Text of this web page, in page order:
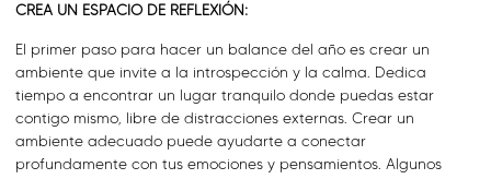
CREA UN ESPACIO DE REFLEXIÓN:
El primer paso para hacer un balance del año es crear un
ambiente que invite a la introspección y la calma. Dedica
tiempo a encontrar un lugar tranquilo donde puedas estar
contigo mismo, libre de distracciones externas. Crear un
ambiente adecuado puede ayudarte a conectar
profundamente con tus emociones y pensamientos. Algunos